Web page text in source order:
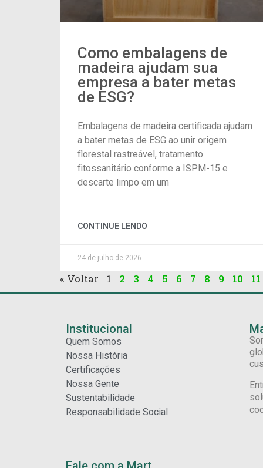
Como embalagens de
madeira ajudam sua
empresa a bater metas
de ESG?
Embalagens de madeira certificada ajudam
a bater metas de ESG ao unir origem
florestal rastreável, tratamento
fitossanitário conforme a ISPM-15 e
descarte limpo em um
CONTINUE LENDO
24 de julho de 2026
« Voltar 1 2 3 4 5 6 7 8 9 10 11
Institucional
Quem Somos
Nossa História
Certificações
Nossa Gente
Sustentabilidade
Responsabilidade Social